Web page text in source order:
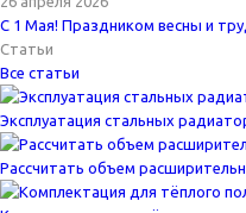
С 1 Мая! Праздником весны и
Статьи
Все статьи
Эксплуатация стальных
Рассчитать объем